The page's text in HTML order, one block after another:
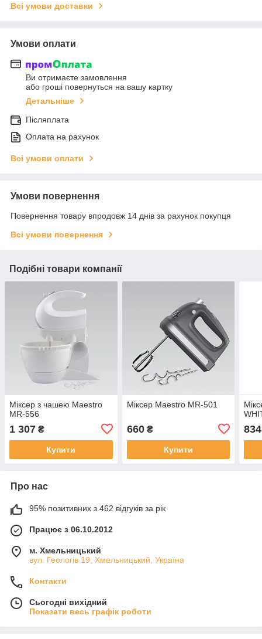
Всі умови доставки
Умови оплати
Ви отримаєте замовлення
або гроші повернуться на вашу картку
Детальніше
Післяплата
Оплата на рахунок
Всі умови оплати
Умови повернення
Повернення товару впродовж 14 днів за рахунок покупця
Всі умови повернення
Подібні товари компанії
Міксер з чашею Maestro
MR-556
1 307 ₴
Купити
Міксер Maestro MR-501
660₴
Купити
834
Про нас
95% позитивних з 462 відгуків за рік
Працює з 06.10.2012
м. Хмельницький
вул. Геологів 19, Хмельницький, Україна
Контакти
Сьогодні вихідний
Показати весь графік роботи